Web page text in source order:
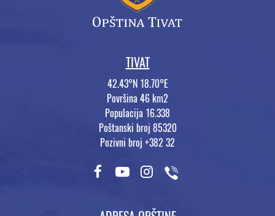
TIVAT
42.43°N 18.70°E
Površina 46 km2
Populacija 16.338
Poštanski broj 85320
Pozivni broj +382 32